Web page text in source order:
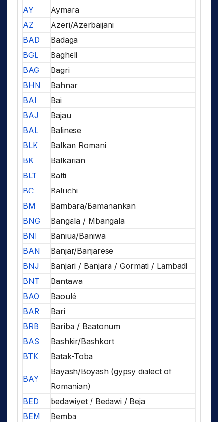
AY
Aymara
AZ
Azeri/Azerbaijani
BAD
Badaga
BGL
Bagheli
BAG
Bagri
BHN
Bahnar
BAI
Bai
BAJ
Bajau
BAL
Balinese
BLK
Balkan Romani
BK
Balkarian
BLT
Balti
BC
Baluchi
BM
Bambara/Bamanankan
BNG
Bangala / Mbangala
BNI
Baniua/Baniwa
BAN
Banjar/Banjarese
BNJ
Banjari / Banjara / Gormati / Lambadi
BNT
Bantawa
BAO
Baoulé
BAR
Bari
BRB
Bariba / Baatonum
BAS
Bashkir/Bashkort
BTK
Batak-Toba
BAY
Bayash/Boyash (gypsy dialect of
Romanian)
BED
bedawiyet / Bedawi / Beja
BEM
Bemba